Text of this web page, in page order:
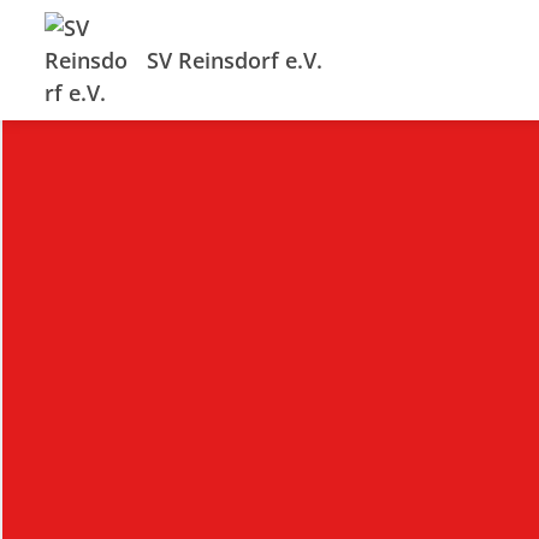
SV Reinsdorf e.V.